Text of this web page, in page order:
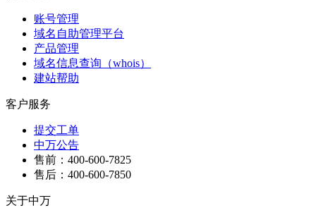
账号管理
域名自助管理平台
产品管理
域名信息查询（whois）
建站帮助
客户服务
提交工单
中万公告
售前：400-600-7825
售后：400-600-7850
关于中万